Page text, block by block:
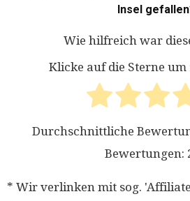
Insel
Wie hilfreich war
Klicke auf die Sterne
Durchschnittliche
Bewertungen:
* Wir verlinken mit sog.